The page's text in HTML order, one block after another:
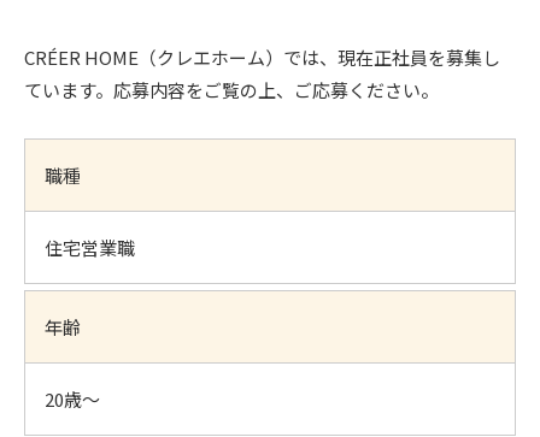
CRÉER HOME（クレエホーム）では、現在正社員を募集し
ています。応募内容をご覧の上、ご応募ください。
職種
住宅営業職
年齢
20歳～